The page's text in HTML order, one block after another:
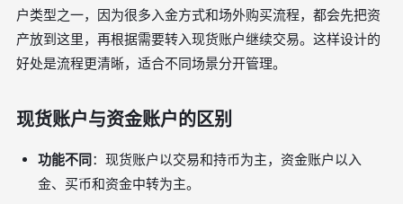
户类型之一，因为很多入金方式和场外购买流程，都会先把资
产放到这里，再根据需要转入现货账户继续交易。这样设计的
好处是流程更清晰，适合不同场景分开管理。
现货账户与资金账户的区别
功能不同：现货账户以交易和持币为主，资金账户以入
金、买币和资金中转为主。